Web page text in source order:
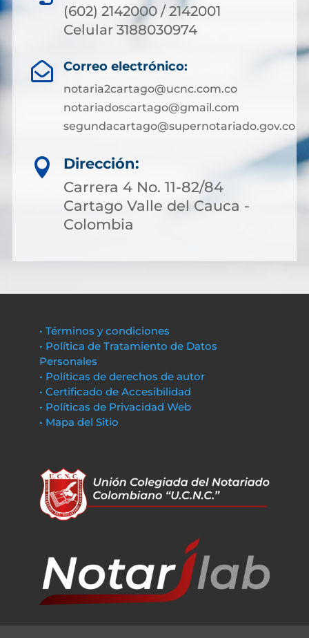
(602) 2142000 / 2142001
Celular 3188030974
 Correo electrónico:
notaria2cartago@ucnc.com.co
notariadoscartago@gmail.com
segundacartago@supernotariado.gov.co

Dirección:
Carrera 4 No. 11-82/84
Cartago Valle del Cauca -
Colombia
• Términos y condiciones
• Política de Tratamiento de Datos
Personales
• Políticas de derechos de autor
• Certificado de Accesibilidad
• Políticas de Privacidad Web
• Mapa del Sitio